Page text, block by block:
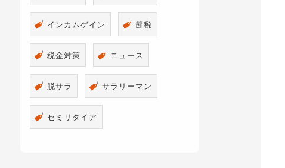
インカムゲイン 節税
税金対策 ニュース
脱サラ サラリーマン
セミリタイア